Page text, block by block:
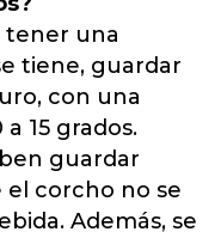
tener una
tiene, guardar
con una
15 grados.
guardar
corcho no se
Además, se